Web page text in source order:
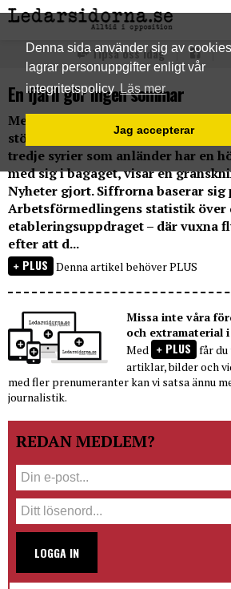
Denna sida använder sig av
lagrar personuppgifter enligt vår
integritetspolicyLäs mer
Jag accepterar
Tipsa oss idag
En fjäril gör ingen sommar
Med den syriska flyktingvågen har
största akademiska
tredje syrier som anländer har en
med sig i bagaget, visar en
Nyheter gjort. Siffrorna baserar sig
Arbetsförmedlingens statistik över
etableringsuppdraget – där vuxna
efter att d...
PLUS Denna artikel behöver PLUS
Missa inte våra
och extramaterial
Med
PLUS får
artiklar, bilder och
med fler prenumeranter kan vi satsa ännu
journalistik.
REDAN MEDLEM?
LOGGA IN